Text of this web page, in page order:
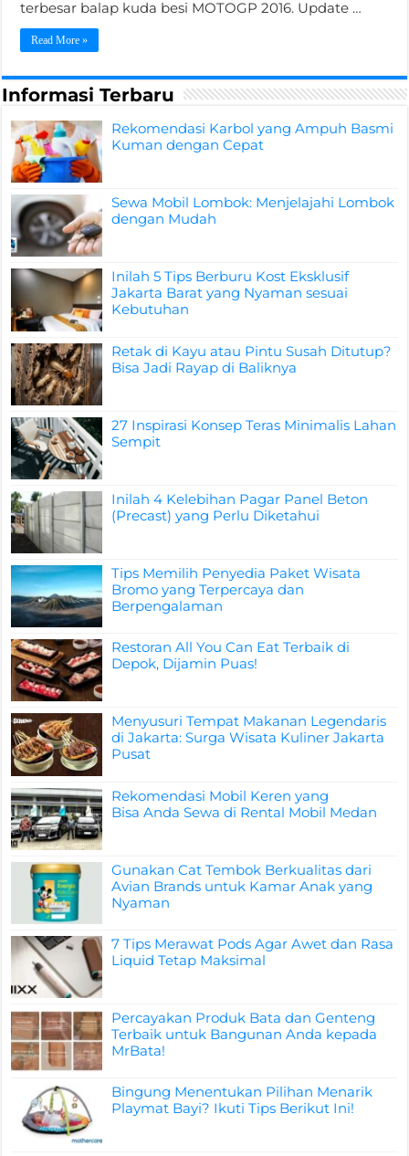
terbesar balap kuda besi MOTOGP 2016. Update …
Read More »
Informasi Terbaru
Rekomendasi Karbol yang Ampuh Basmi
Kuman dengan Cepat
Sewa Mobil Lombok: Menjelajahi Lombok
dengan Mudah
Inilah 5 Tips Berburu Kost Eksklusif
Jakarta Barat yang Nyaman sesuai
Kebutuhan
Retak di Kayu atau Pintu Susah Ditutup?
Bisa Jadi Rayap di Baliknya
27 Inspirasi Konsep Teras Minimalis Lahan
Sempit
Inilah 4 Kelebihan Pagar Panel Beton
(Precast) yang Perlu Diketahui
Tips Memilih Penyedia Paket Wisata
Bromo yang Terpercaya dan
Berpengalaman
Restoran All You Can Eat Terbaik di
Depok, Dijamin Puas!
Menyusuri Tempat Makanan Legendaris
di Jakarta: Surga Wisata Kuliner Jakarta
Pusat
Rekomendasi Mobil Keren yang
Bisa Anda Sewa di Rental Mobil Medan
Gunakan Cat Tembok Berkualitas dari
Avian Brands untuk Kamar Anak yang
Nyaman
7 Tips Merawat Pods Agar Awet dan Rasa
Liquid Tetap Maksimal
Percayakan Produk Bata dan Genteng
Terbaik untuk Bangunan Anda kepada
MrBata!
Bingung Menentukan Pilihan Menarik
Playmat Bayi? Ikuti Tips Berikut Ini!